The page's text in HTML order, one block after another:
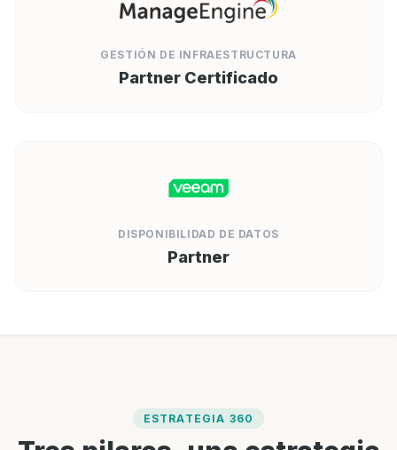
GESTIÓN DE INFRAESTRUCTURA
Partner Certificado
DISPONIBILIDAD DE DATOS
Partner
ESTRATEGIA 360